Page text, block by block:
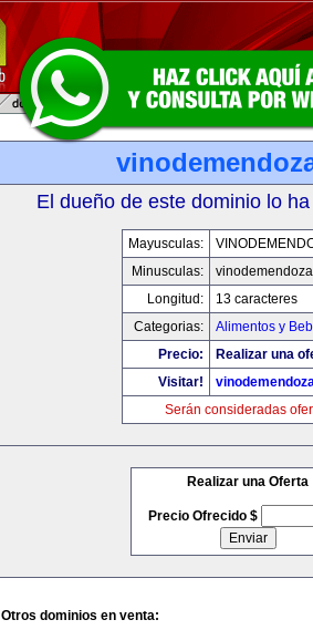
El dueño de este dominio lo
Mayusculas:
Minusculas:
Longitud:
13 caracteres
Categorias:
Alimentos y
Precio:
Realizar una
Visitar!
Serán consideradas
Realizar una Oferta
Precio Ofrecido $
Otros dominios en venta: